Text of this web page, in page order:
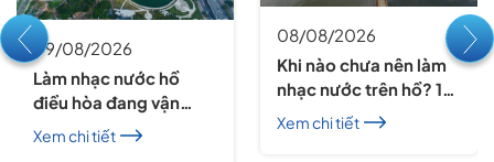
09/08/2026
Làm nhạc nước hồ
điều hòa đang vận
hành: Cần phối hợp
gì?
Xem chi tiết
08/08/2026
Khi nào chưa nên làm
nhạc nước trên hồ? 14
dấu hiệu cần kiểm tra
Xem chi tiết